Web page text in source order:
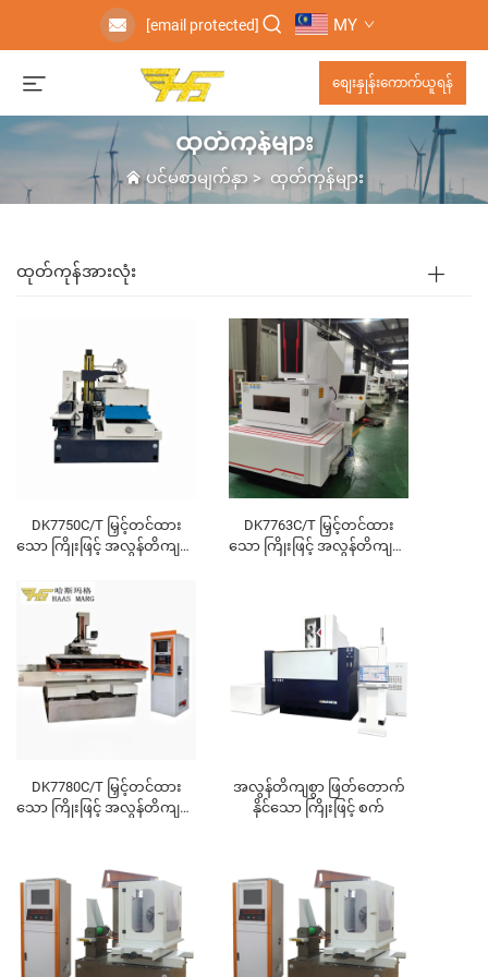
[email protected] MY
စျေးနှုန်းကောက်ယူရန်
ထုတ်ကုန်များ
ပင်မစာမျက်နှာ > ထုတ်ကုန်များ
ထုတ်ကုန်အားလုံး
DK7750C/T မြှင့်တင်ထား
သော ကြိုးဖြင့် အလွန်တိကျစွာ
DK7763C/T မြှင့်တင်ထား
သော ကြိုးဖြင့် အလွန်တိကျစွာ
DK7780C/T မြှင့်တင်ထား
သော ကြိုးဖြင့် အလွန်တိကျစွာ
အလွန်တိကျစွာ ဖြတ်တောက်
နိုင်သော ကြိုးဖြင့် စက်